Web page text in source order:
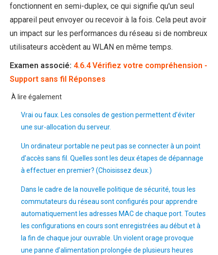
fonctionnent en semi-duplex, ce qui signifie qu'un seul
appareil peut envoyer ou recevoir à la fois. Cela peut avoir
un impact sur les performances du réseau si de nombreux
utilisateurs accèdent au WLAN en même temps.
Examen associé: 4.6.4 Vérifiez votre compréhension -
Support sans fil Réponses
À lire également
Vrai ou faux. Les consoles de gestion permettent d’éviter
une sur-allocation du serveur.
Un ordinateur portable ne peut pas se connecter à un point
d’accès sans fil. Quelles sont les deux étapes de dépannage
à effectuer en premier? (Choisissez deux.)
Dans le cadre de la nouvelle politique de sécurité, tous les
commutateurs du réseau sont configurés pour apprendre
automatiquement les adresses MAC de chaque port. Toutes
les configurations en cours sont enregistrées au début et à
la fin de chaque jour ouvrable. Un violent orage provoque
une panne d’alimentation prolongée de plusieurs heures